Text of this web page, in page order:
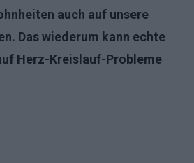
auch auf unsere
Das wiederum kann echte
Herz-Kreislauf-Probleme